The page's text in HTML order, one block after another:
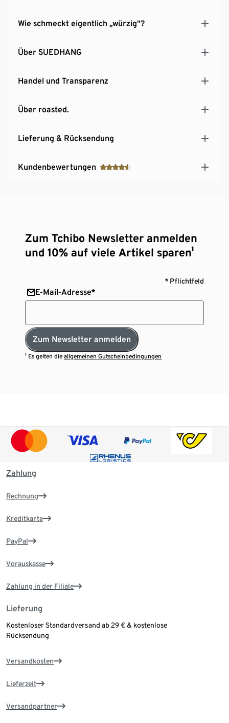
Wie schmeckt eigentlich „würzig“?
Über SUEDHANG
Handel und Transparenz
Über roasted.
Lieferung & Rücksendung
Kundenbewertungen
Zum Tchibo Newsletter anmelden
und 10% auf viele Artikel sparen¹
* Pflichtfeld
E-Mail-Adresse*
Zum Newsletter anmelden
¹ Es gelten dieallgemeinen Gutscheinbedingungen
Zahlung
Rechnung
Kreditkarte
PayPal
Vorauskasse
Zahlung in der Filiale
Lieferung
Kostenloser Standardversand ab 29 € & kostenlose
Rücksendung
Versandkosten
Lieferzeit
Versandpartner